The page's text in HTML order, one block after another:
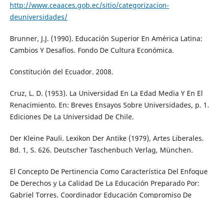
http://www.ceaaces.gob.ec/sitio/categorizacion-
deuniversidades/
Brunner, J.J. (1990). Educación Superior En América Latina:
Cambios Y Desafíos. Fondo De Cultura Económica.
Constitución del Ecuador. 2008.
Cruz, L. D. (1953). La Universidad En La Edad Media Y En El
Renacimiento. En: Breves Ensayos Sobre Universidades, p. 1.
Ediciones De La Universidad De Chile.
Der Kleine Pauli. Lexikon Der Antike (1979), Artes Liberales.
Bd. 1, S. 626. Deutscher Taschenbuch Verlag, München.
El Concepto De Pertinencia Como Característica Del Enfoque
De Derechos y La Calidad De La Educación Preparado Por:
Gabriel Torres. Coordinador Educación Compromiso De